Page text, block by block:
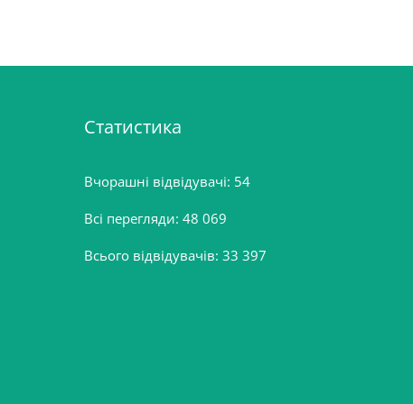
Статистика
Вчорашні відвідувачі: 54
Всі перегляди: 48 069
Всього відвідувачів: 33 397